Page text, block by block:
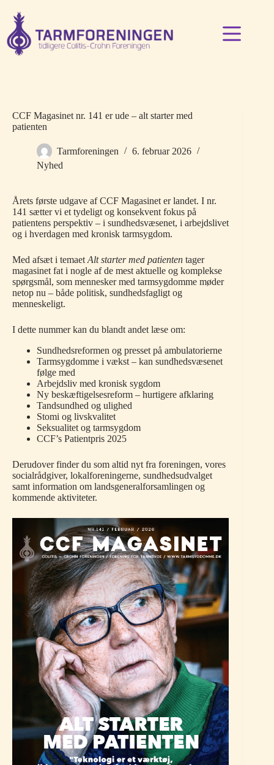
indhold
CCF Magasinet nr. 141 er ude – alt starter med
patienten
Tarmforeningen
6. februar 2026
Nyhed
Årets første udgave af CCF Magasinet er landet. I nr.
141 sætter vi et tydeligt og konsekvent fokus på
patientens perspektiv – i sundhedsvæsenet, i arbejdslivet
og i hverdagen med kronisk tarmsygdom.
Med afsæt i temaet Alt starter med patienten tager
magasinet fat i nogle af de mest aktuelle og komplekse
spørgsmål, som mennesker med tarmsygdomme møder
netop nu – både politisk, sundhedsfagligt og
menneskeligt.
I dette nummer kan du blandt andet læse om:
Sundhedsreformen og presset på ambulatorierne
Tarmsygdomme i vækst – kan sundhedsvæsenet
følge med
Arbejdsliv med kronisk sygdom
Ny beskæftigelsesreform – hurtigere afklaring
Tandsundhed og ulighed
Stomi og livskvalitet
Seksualitet og tarmsygdom
CCF’s Patientpris 2025
Derudover finder du som altid nyt fra foreningen, vores
socialrådgiver, lokalforeningerne, sundhedsudvalget
samt information om landsgeneralforsamlingen og
kommende aktiviteter.